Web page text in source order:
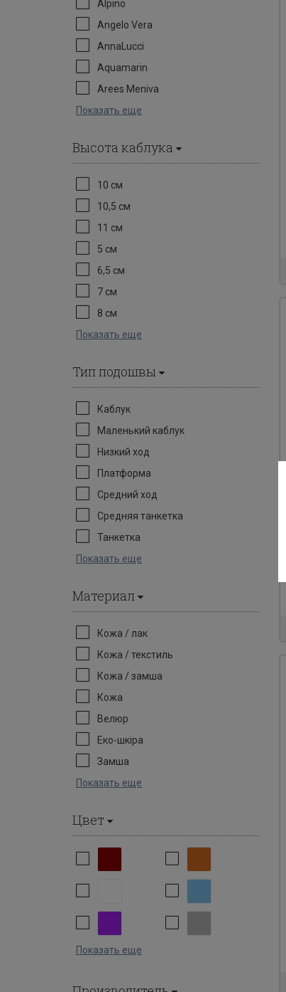
Alpino
Angelo Vera
AnnaLucci
Aquamarin
Arees Meniva
Показать еще
Высота каблука
10 см
10,5 см
11 см
5 см
6,5 см
7 см
8 см
Показать еще
Тип подошвы
Каблук
Маленький каблук
Низкий ход
Платформа
Средний ход
Средняя танкетка
Танкетка
Показать еще
Материал
Кожа / лак
Кожа / текстиль
Кожа / замша
Кожа
Велюр
Еко-шкіра
Замша
Показать еще
Цвет
Показать еще